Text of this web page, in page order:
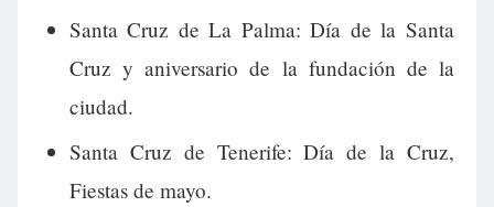
Santa Cruz de La Palma: Día de la Santa
Cruz y aniversario de la fundación de la
ciudad.
Santa Cruz de Tenerife: Día de la Cruz,
Fiestas de mayo.